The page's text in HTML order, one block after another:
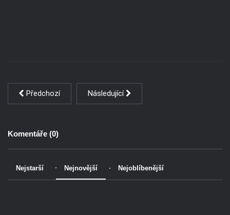
Předchozí Následující
Komentáře (0)
Nejstarší Nejnovější Nejoblíbenější